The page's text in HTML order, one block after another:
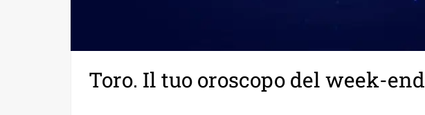
Toro. Il tuo oroscopo del week-end